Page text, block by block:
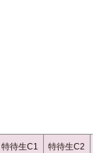
特待生C1 特待生C2